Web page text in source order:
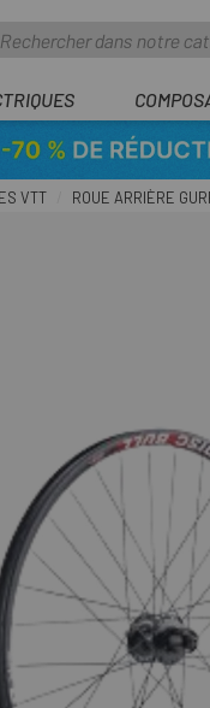
VTT ROUE ARRIÈRE